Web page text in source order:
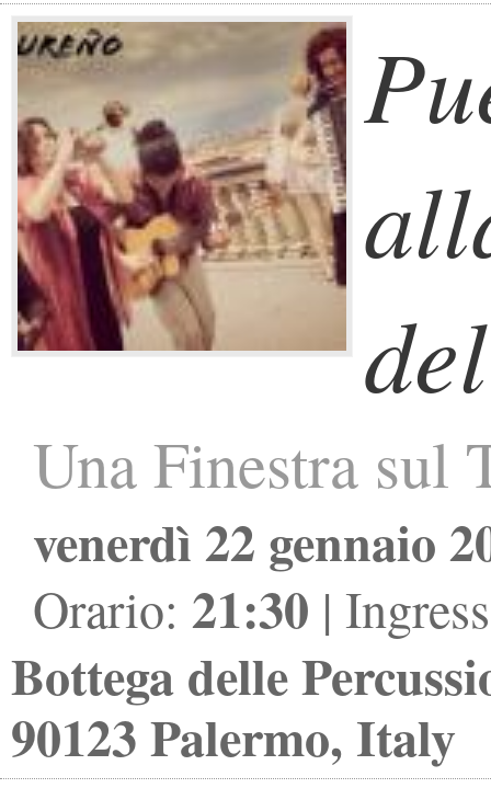
Una Finestra sul
venerdì 22 gennaio
Orario: 21:30 |
Bottega delle
90123 Palermo, Italy